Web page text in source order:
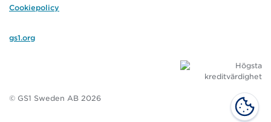
Cookiepolicy
gs1.org
© GS1 Sweden AB 2026